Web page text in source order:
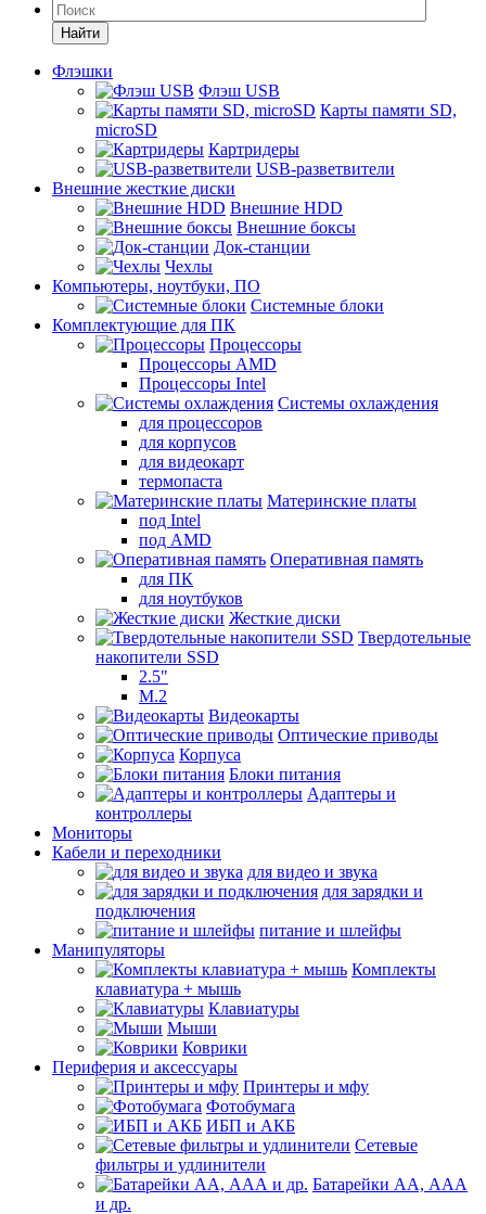
Найти
Флэшки
Флэш USB
Карты памяти SD,
microSD
Картридеры
USB-разветвители
Внешние жесткие диски
Внешние HDD
Внешние боксы
Док-станции
Чехлы
Компьютеры, ноутбуки, ПО
Системные блоки
Комплектующие для ПК
Процессоры
Процессоры AMD
Процессоры Intel
Системы охлаждения
для процессоров
для корпусов
для видеокарт
термопаста
Материнские платы
под Intel
под AMD
Оперативная память
для ПК
для ноутбуков
Жесткие диски
Твердотельные
накопители SSD
2.5"
M.2
Видеокарты
Оптические приводы
Корпуса
Блоки питания
Адаптеры и
контроллеры
Мониторы
Кабели и переходники
для видео и звука
для зарядки и
подключения
питание и шлейфы
Манипуляторы
Комплекты
клавиатура + мышь
Клавиатуры
Мыши
Коврики
Периферия и аксессуары
Принтеры и мфу
Фотобумага
ИБП и АКБ
Сетевые
фильтры и удлинители
Батарейки АА, ААА
и др.